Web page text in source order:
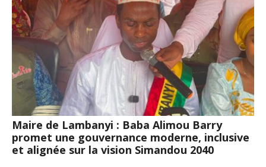
Maire de Lambanyi : Baba Alimou Barry
promet une gouvernance moderne, inclusive
et alignée sur la vision Simandou 2040